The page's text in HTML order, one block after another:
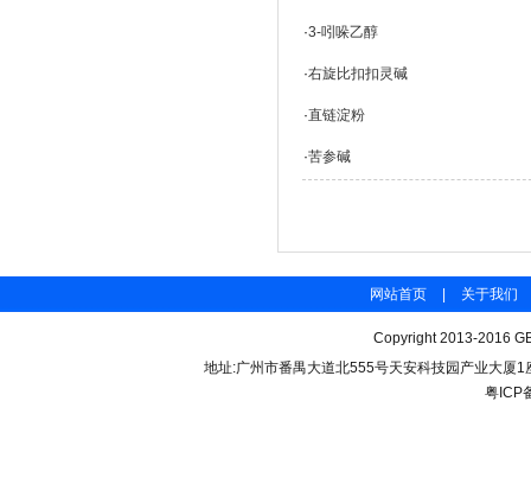
·3-吲哚乙醇
·右旋比扣扣灵碱
·直链淀粉
·苦参碱
网站首页 关于我们
Copyright 2013-2016
地址:广州市番禺大道北555号天安科技园产业大厦
粤ICP